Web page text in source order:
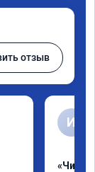
отзыв
И
«Чип